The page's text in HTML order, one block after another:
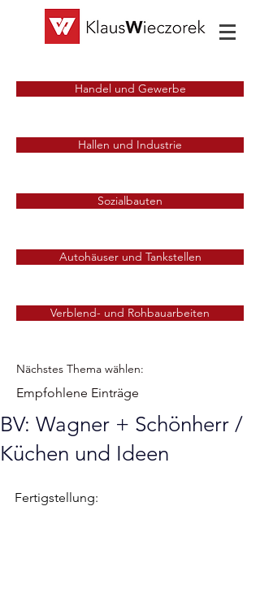
Handel und Gewerbe
Hallen und Industrie
Sozialbauten
Autohäuser und Tankstellen
Verblend- und Rohbauarbeiten
Nächstes Thema wählen:
Empfohlene Einträge
BV: Wagner + Schönherr /
Küchen und Ideen
Fertigstellung: